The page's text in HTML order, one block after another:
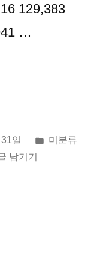
129,383
…
일
게
미분류
남기기